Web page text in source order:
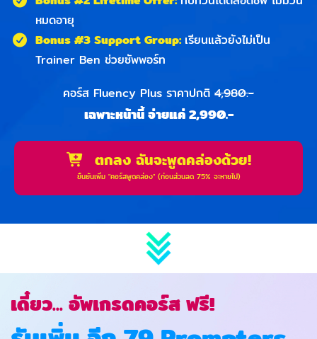
หมดอายุ
Bonus #3 Support Group: เรียนแล้วยังไม่เป็น
Trainer Ben ช่วยซัพพอร์ท
คอร์ส Fluency Plus ราคาปกติ 4,980.-
เฉพาะหน้านี้ จ่ายแค่ 2,990.-
ตกลง ฉันจะพูดคล่องด้วย!
ยืนยันเพิ่ม "คอร์สพูดคล่อง" (ก่อนส่วนลด 75% จะหายไป)
เดี๋ยว... อัพเกรดคอร์ส ฟรี!